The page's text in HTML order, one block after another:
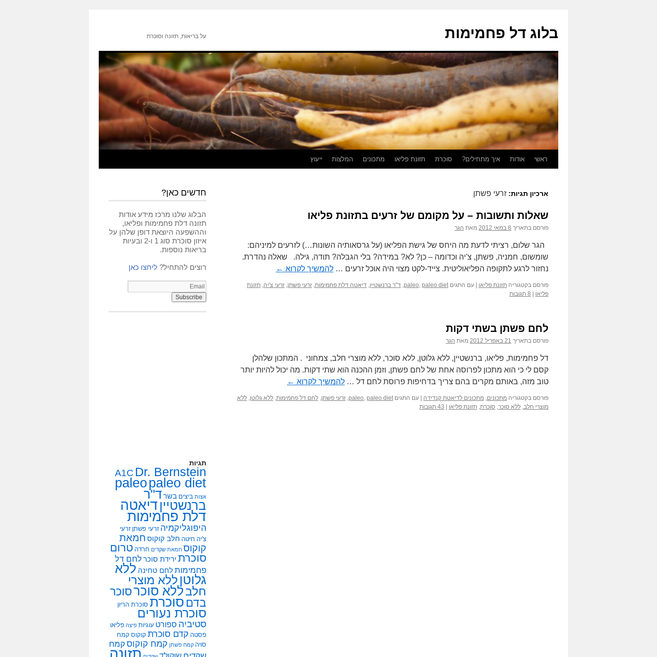
בלוג דל פחמימות על בריאות, תזונה וסוכרת
לדלג
ראשי אודות איך מתחילים? סוכרת תזונת פליאו מתכונים המלצות ייעוץ
ארכיון תגיות: זרעי פשתן
שאלות ותשובות – על מקומם של זרעים בתזונת פליאו
פורסם בתאריך 8 במאי 2012 מאת הגר
הגר שלום, רציתי לדעת מה היחס של גישת הפליאו (על גרסאותיה השונות…) לזרעים למיניהם:
שומשום, חמניה, פשתן, צ'יה וכדומה – כן? לא? במידה? בלי הגבלה? תודה, גילה. שאלה נהדרת.
נחזור לרגע לתקופה הפליאוליטית. צייד-לקט מצוי היה אוכל זרעים … להמשיך לקרוא ←
פורסם בקטגוריה תזונת פליאו עם התגים paleo, paleo diet
, ד"ר ברנשטיין, דיאטה דלת פחמימות, זרעי פשתן, זרעי צ'יה, תזונת
פליאו
8 תגובות
לחם פשתן בשתי דקות
פורסם בתאריך 21 באפריל 2012 מאת הגר
דל פחמימות, פליאו, ברנשטיין, ללא גלוטן, ללא סוכר, ללא מוצרי חלב, צמחוני . המתכון שלהלן
קסם לי כי הוא מתכון לפרוסה אחת של לחם פשתן, וזמן ההכנה הוא שתי דקות. מה יכול להיות יותר
טוב מזה, באותם מקרים בהם צריך בדחיפות פרוסת לחם דל … להמשיך לקרוא ←
פורסם בקטגוריה מתכונים, מתכונים לדיאטת קנדידה עם התגים paleo, paleo diet
, זרעי פשתן, לחם דל פחמימות, ללא גלוטן, ללא
מוצרי חלב, ללא סוכר, סוכרת, תזונת פליאו 43 תגובות
חדשים כאן?
הבלוג שלנו מרכז מידע אודות
תזונה דלת פחמימות ופליאו,
וההשפעה היוצאת דופן שלהן על
איזון סוכרת סוג 1 ו-2 ובעיות
בריאות נוספות.
רוצים להתחיל? ליחצו כאן
תגיות
A1C Dr. Bernstein
paleopaleo diet
אצות ביצים בשרד"ר
ברנשטיין דיאטה
דלת פחמימות
היפוגליקמיה זרעי פשתן זרעי
צ'יה חיטה חלב קוקוס חמאת
קוקוס חמאת שקדים חרדה טרום
סוכרת ירידת סוכרלחם דל
פחמימותלחם טחינה ללא
גלוטן ללא מוצרי
חלבללא סוכרסוכר
בדם סוכרת סוכרת הריון
סוכרת נעורים
סטיביה ספורט עוגיות פיצה פליאו
פסטה קדם סוכרת קוקוס קמח
סויה קמח פשתן קמח קוקוס קמח
תזונה